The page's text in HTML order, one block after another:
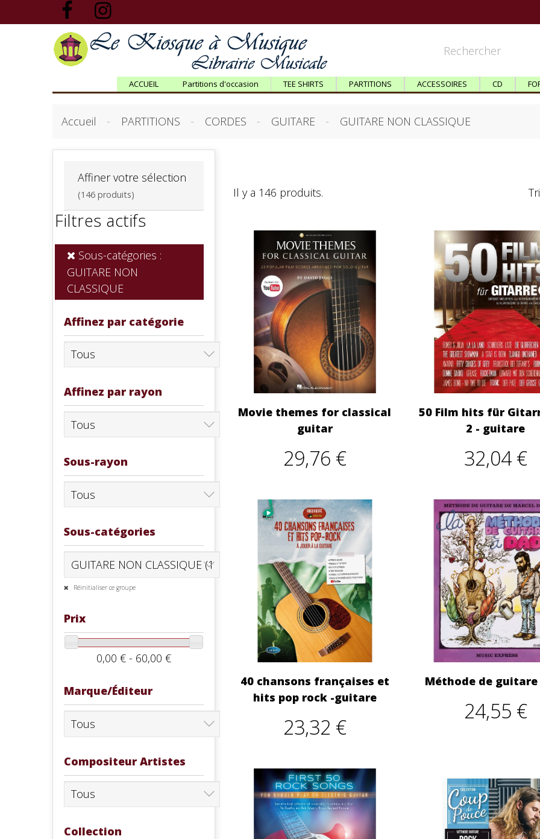
ACCUEIL Partitions d'occasion TEE SHIRTS PARTITIONS ACCESSOIRES CD
Accueil PARTITIONS CORDES GUITARE GUITARE NON CLASSIQUE
Affiner votre sélection
(146 produits)
Filtres actifs
Sous-catégories :
GUITARE NON
CLASSIQUE
Affinez par catégorie
Affinez par rayon
Sous-rayon
Sous-catégories
Réinitialiser ce groupe
Prix
0,00 € - 60,00 €
Marque/Éditeur
Compositeur Artistes
Collection
Il y a 146 produits.
Movie themes for classical
guitar
29,76 €
50 Film hits für
2 - guitare
32,04 €
40 chansons françaises et
hits pop rock -guitare
23,32 €
Méthode de guitare
24,55 €